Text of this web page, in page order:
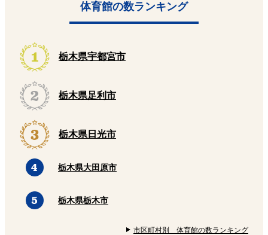
体育館の数ランキング
栃木県宇都宮市
栃木県足利市
栃木県日光市
栃木県大田原市
栃木県栃木市
市区町村別 体育館の数ランキング